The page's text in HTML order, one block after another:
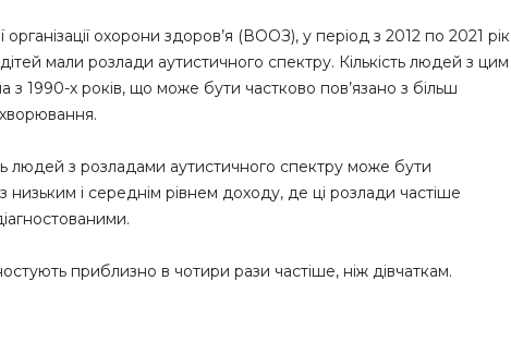
організації охорони здоров’я (ВООЗ), у період з 2012 по 2021 рік
мали розлади аутистичного спектру. Кількість людей з цим
з 1990-х років, що може бути частково пов’язано з більш
людей з розладами аутистичного спектру може бути
низьким і середнім рівнем доходу, де ці розлади частіше
приблизно в чотири рази частіше, ніж дівчаткам.